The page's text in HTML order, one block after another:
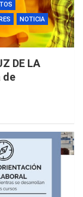
NOTICIA
DE LA
de